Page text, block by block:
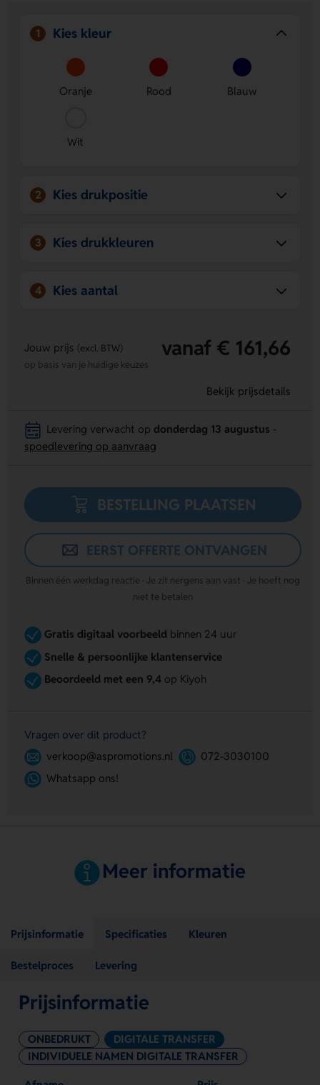
1 Kies kleur
Oranje Rood Blauw
Wit
2 Kies drukpositie
3 Kies drukkleuren
4 Kies aantal
Jouw prijs (excl. BTW) vanaf € 161,66
op basis van je huidige keuzes
Bekijk prijsdetails
Levering verwacht op donderdag 13 augustus
spoedlevering op aanvraag
BESTELLING PLAATSEN
EERST OFFERTE ONTVANGEN
Binnen één werkdag reactie · Je zit nergens aan vast · Je hoeft nog
niet te betalen
Gratis digitaal voorbeeld binnen 24 uur
Snelle & persoonlijke klantenservice
Beoordeeld met een 9,4op Kiyoh
Vragen over dit product?
verkoop@aspromotions.nl
072-3030100
Whatsapp ons!
Meer informatie
Prijsinformatie Specificaties Kleuren
Bestelproces Levering
Prijsinformatie
ONBEDRUKT
DIGITALE TRANSFER
INDIVIDUELE NAMEN DIGITALE TRANSFER